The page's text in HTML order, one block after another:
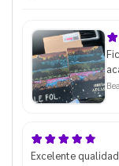
Excelente